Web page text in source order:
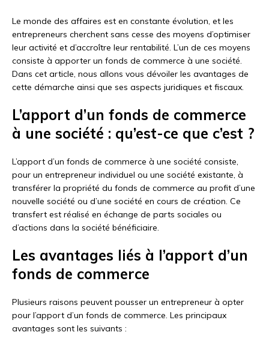
Le monde des affaires est en constante évolution, et les
entrepreneurs cherchent sans cesse des moyens d’optimiser
leur activité et d’accroître leur rentabilité. L’un de ces moyens
consiste à apporter un fonds de commerce à une société.
Dans cet article, nous allons vous dévoiler les avantages de
cette démarche ainsi que ses aspects juridiques et fiscaux.
L’apport d’un fonds de commerce
à une société : qu’est-ce que c’est ?
L’apport d’un fonds de commerce à une société consiste,
pour un entrepreneur individuel ou une société existante, à
transférer la propriété du fonds de commerce au profit d’une
nouvelle société ou d’une société en cours de création. Ce
transfert est réalisé en échange de parts sociales ou
d’actions dans la société bénéficiaire.
Les avantages liés à l’apport d’un
fonds de commerce
Plusieurs raisons peuvent pousser un entrepreneur à opter
pour l’apport d’un fonds de commerce. Les principaux
avantages sont les suivants :